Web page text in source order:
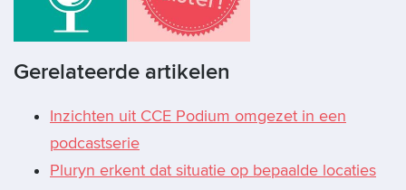
Gerelateerde artikelen
Inzichten uit CCE Podium omgezet in een
podcastserie
Pluryn erkent dat situatie op bepaalde locaties